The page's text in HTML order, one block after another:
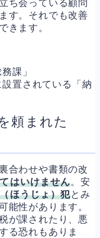
ち会っている顧問
す。それでも改善
きます。
課」
置されている「納
頼まれた
合わせや書類の改
はいけません。安
ほうじょ）犯とみ
能性があります。
が課されたり、悪
る恐れもありま